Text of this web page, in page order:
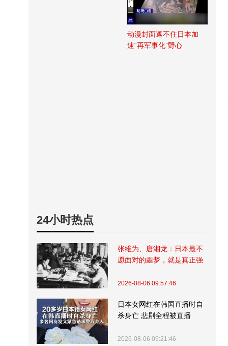
动漫封面遮不住日本加
速“再军事化”野心
24小时热点
张维为、唐湘龙：日本最不
愿面对的噩梦，就是真正强
2026-08-06 09:57:46
日本女网红在韩国直播时自
杀身亡 悲剧全程被直播
2026-08-06 09:21:46